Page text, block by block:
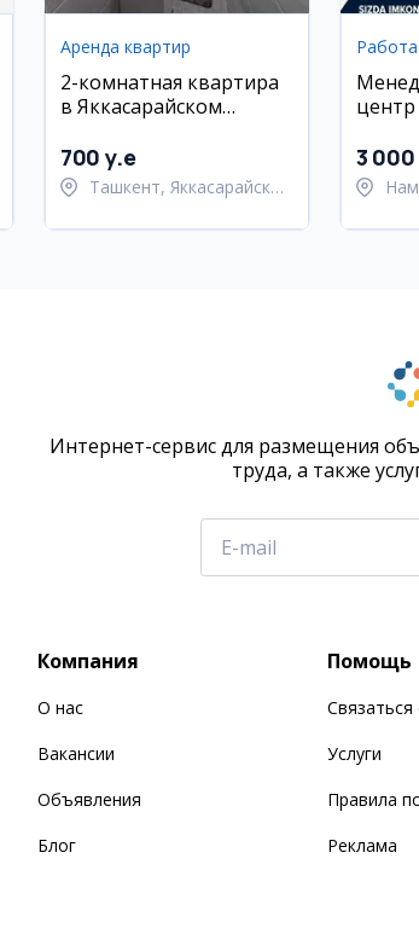
Аренда квартир
2-комнатная квартира
в Яккасарайском
700 y.e
Ташкент, Яккасарайский
Работа
3
Интернет-сервис для размещения
труда, а также
Компания
О нас
Вакансии
Объявления
Блог
Помощь
Связаться
Услуги
Правила
Реклама